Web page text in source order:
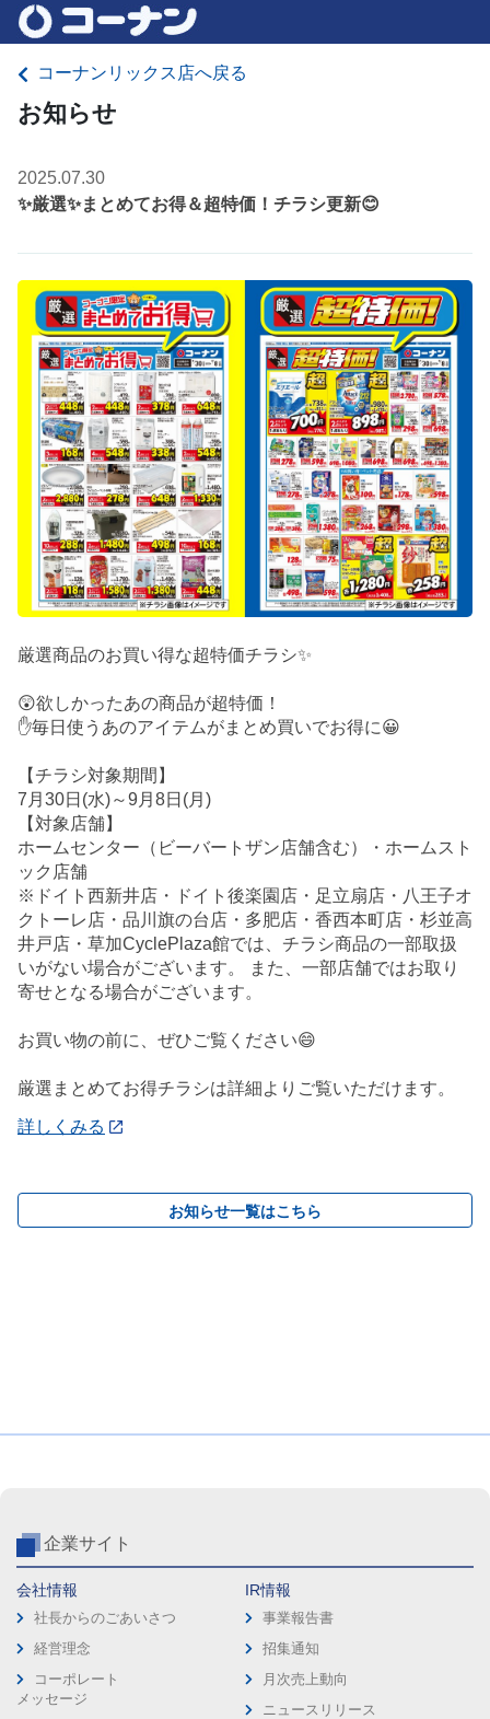
コーナンリックス店へ戻る
お知らせ
2025.07.30
✨厳選✨まとめてお得＆超特価！チラシ更新😊
厳選商品のお買い得な超特価チラシ✨
😲欲しかったあの商品が超特価！
✋毎日使うあのアイテムがまとめ買いでお得に😀
【チラシ対象期間】
7月30日(水)～9月8日(月)
【対象店舗】
ホームセンター（ビーバートザン店舗含む）・ホームスト
ック店舗
※ドイト西新井店・ドイト後楽園店・足立扇店・八王子オ
クトーレ店・品川旗の台店・多肥店・香西本町店・杉並高
井戸店・草加CyclePlaza館では、チラシ商品の一部取扱
いがない場合がございます。 また、一部店舗ではお取り
寄せとなる場合がございます。
お買い物の前に、ぜひご覧ください😄
厳選まとめてお得チラシは詳細よりご覧いただけます。
詳しくみる
お知らせ一覧はこちら
企業サイト
会社情報
社長からのごあいさつ
経営理念
コーポレート
メッセージ
IR情報
事業報告書
招集通知
月次売上動向
ニュースリリース